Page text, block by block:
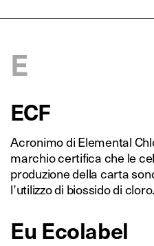
E
ECF
Acronimo di Elemental
marchio certifica che le
produzione della carta
l’utilizzo di biossido di cloro.
Eu Ecolabel